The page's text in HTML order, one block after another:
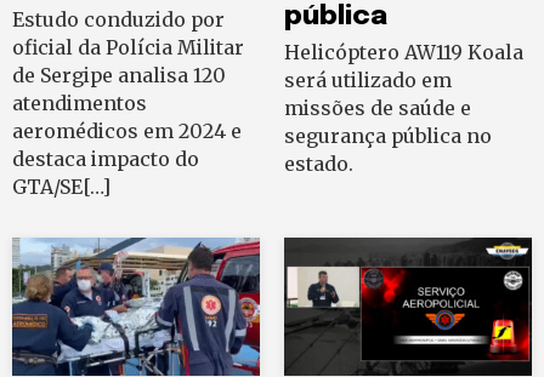
Estudo conduzido por
oficial da Polícia Militar
de Sergipe analisa 120
atendimentos
aeromédicos em 2024 e
destaca impacto do
GTA/SE[…]
pública
Helicóptero AW119 Koala
será utilizado em
missões de saúde e
segurança pública no
estado.